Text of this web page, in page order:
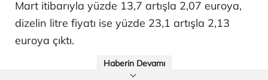
Mart itibarıyla yüzde 13,7 artışla 2,07 euroya,
dizelin litre fiyatı ise yüzde 23,1 artışla 2,13
euroya çıktı.
Haberin Devamı